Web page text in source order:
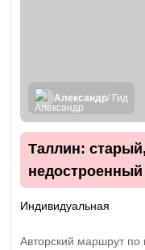
Александр/ Гид
Таллин:
недостроенный
Индивидуальная
Авторский маршрут по